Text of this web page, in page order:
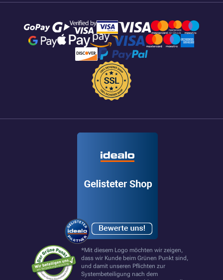
*Mit diesem Logo möchten wir zeigen,
dass wir Kunde beim Grünen Punkt sind,
und damit unseren Pflichten zur
Systembeteiligung nach dem